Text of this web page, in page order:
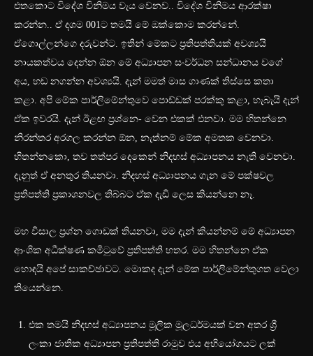
එතකොට විදේශ විනිමය වැය වෙනව.. විදේශ විනිමය ආරක්ෂා
කරන්න.. ඒ දශම 001ට තමයි මේ ඔක්කොම කරන්නේ.
ඒගොල්ලන්ගෙ දරුවන්ට. ඉතින් මේකට ප්‍රතිපත්තියක් අවශ්‍යයි
නායකත්වය දෙන්න ඕන මේ අධ්‍යාපන සංවර්ධන සන්ධානය වගේ
අය, හඬ නගන්න අවශ්‍යයි. දැන් මමත් මාස ගාණක් තිස්සෙ කතා
කළා. අපි මේක පාර්ලිමේන්තුවෙ පොඩ්ඩක් පරක්කු කළා, හැබැයි දැන්
ඒක ඉවරයි. දැන් ඊළඟ ප්‍රශ්නෙ- වෙන එකක් එනවා. මම හිතන්නෙ
නිරන්තර අරගල කරන්න ඕන, නැත්නම් මේක අමතක වෙනවා.
හිතන්නකො, තව තත්පර දෙකෙන් නිදහස් අධ්‍යාපනය නැති වෙනවා.
දැනුත් ඒ අනතුර තියනවා. නිදහස් අධ්‍යාපනය ගැන මේ පක්ෂවල
ප්‍රතිපත්ති ප්‍රකාශනවල තිබ්බට ඒක දැඩි ලෙස කියන්නෙ නෑ.
මහ විසාල ප්‍රශ්න ගොඩක් තියනවා, මම දැන් කියන්නම් මේ අධ්‍යාපන
ආංශික අධීක්ෂණ කමිටුවේ ප්‍රතිපත්ති හතර. මම හිතන්නෙ ඒක
හොඳයි අපේ සාකච්ඡාවට. මොකද දැන් මේක පාර්ලිමේන්තුගත වෙලා
තියෙන්නෙ.
එක තමයි නිදහස් අධ්‍යාපනය මූලික මූලධර්මයක් වන අතර ශ්‍රී
ලංකා ජාතික අධ්‍යාපන ප්‍රතිපත්ති රාමුව එය අභියෝගයට ලක්